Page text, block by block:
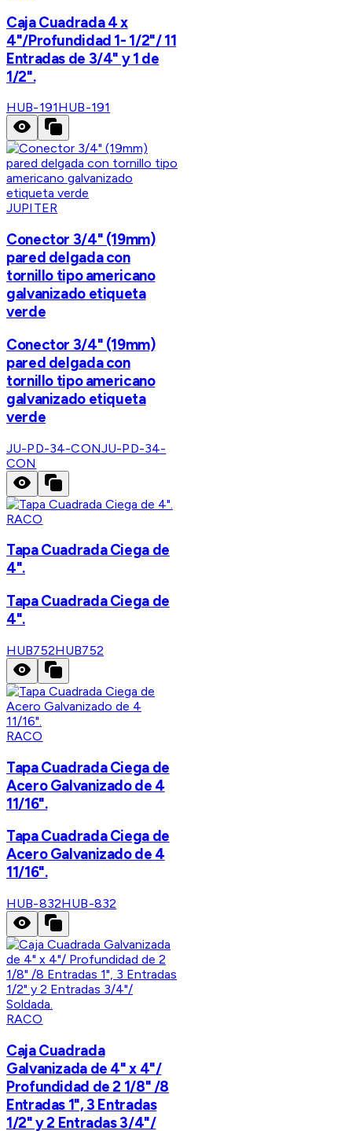
Caja Cuadrada 4 x
4"/Profundidad 1- 1/2"/ 11
Entradas de 3/4" y 1 de
1/2".
HUB-191HUB-191
JUPITER
Conector 3/4" (19mm)
pared delgada con
tornillo tipo americano
galvanizado etiqueta
verde
Conector 3/4" (19mm)
pared delgada con
tornillo tipo americano
galvanizado etiqueta
verde
JU-PD-34-CONJU-PD-34-
CON
RACO
Tapa Cuadrada Ciega de
4".
Tapa Cuadrada Ciega de
4".
HUB752HUB752
RACO
Tapa Cuadrada Ciega de
Acero Galvanizado de 4
11/16".
Tapa Cuadrada Ciega de
Acero Galvanizado de 4
11/16".
HUB-832HUB-832
RACO
Caja Cuadrada
Galvanizada de 4" x 4"/
Profundidad de 2 1/8" /8
Entradas 1", 3 Entradas
1/2" y 2 Entradas 3/4"/